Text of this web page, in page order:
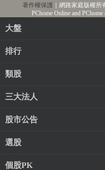
著作權保護 ｜網路家庭版權
PChome Online and
大盤
排行
類股
三大法人
股市公告
選股
個股PK